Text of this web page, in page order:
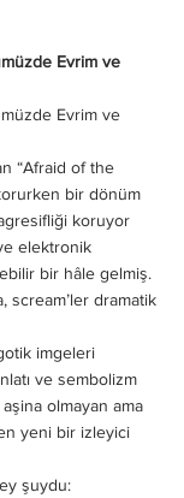
Evrim ve
Evrim ve
“Afraid of the
bir dönüm
koruyor
elektronik
bir hâle gelmiş.
scream’ler dramatik
imgeleri
ve sembolizm
olmayan ama
yeni bir izleyici
şuydu: